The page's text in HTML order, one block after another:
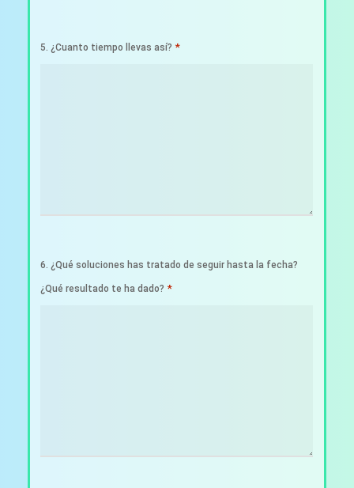
5. ¿Cuanto tiempo llevas así? *
6. ¿Qué soluciones has tratado de seguir hasta la fecha?
¿Qué resultado te ha dado? *